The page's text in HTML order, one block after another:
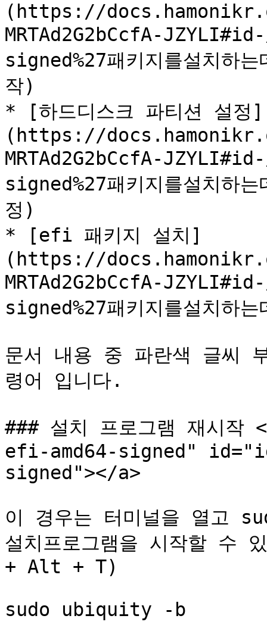
(https://
MRTAd2G2bCcfA-
signed%27패키지를설치하
작)
* [하드디스크 파티션 설정]
(https://
MRTAd2G2bCcfA-
signed%27패키지를설치하
정)
* [efi 패키지 설치]
(https://
MRTAd2G2bCcfA-
signed%27패키지를설치하
문서 내용 중 파란색 글씨
령어 입니다.
### 설치 프로그램 재시
efi-amd64-signed"
signed"></a>
이 경우는 터미널을 열고
설치프로그램을 시작할 수
+ Alt + T)
sudo ubiquity -b